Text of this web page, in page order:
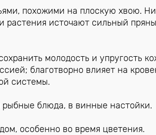
похожими на плоскую хвою.
растения источают сильный
молодость и упругость
благотворно влияет на
системы.
блюда, в винные настойки.
особенно во время цветения.